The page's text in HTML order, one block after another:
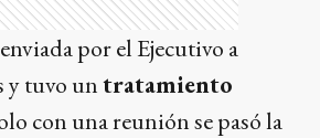
por el Ejecutivo a
y tuvo untratamiento
con una reunión se pasó la